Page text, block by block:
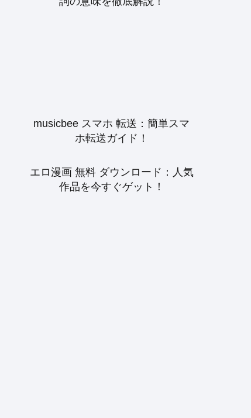
musicbee スマホ 転送：簡単スマ
ホ転送ガイド！
エロ漫画 無料 ダウンロード：人気
作品を今すぐゲット！